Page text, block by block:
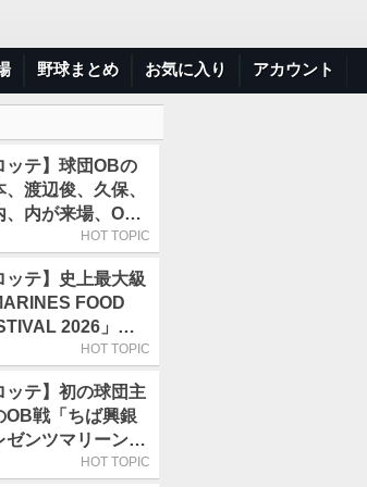
野球まとめ お気に入り アカウント
ッテ】球団OBの
、渡辺俊、久保、
、内が来場、OB
も／9月22日開催
HOT TOPIC
ッテ】史上最大級
FOOD
2026」第4
KOREAN
初日はビール半額
HOT TOPIC
ッテ】初の球団主
OB戦「ちば興銀
ゼンツマリーンズ
シャルゲームHOT TOPIC